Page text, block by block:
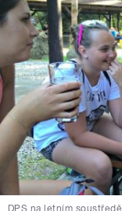
DPS na letním